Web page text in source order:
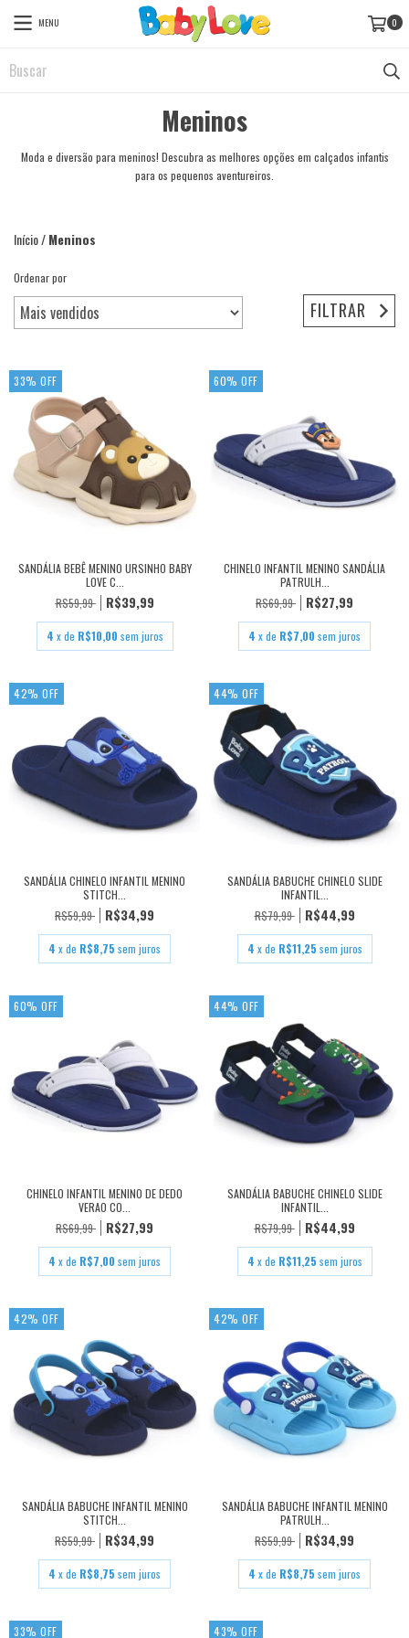
MENU 0
Meninos
Moda e diversão para meninos! Descubra as melhores opções em calçados infantis
para os pequenos aventureiros.
Início/Meninos
Ordenar por
FILTRAR
33% OFF
SANDÁLIA BEBÊ MENINO URSINHO BABY
LOVE C...
R$59,99
R$39,99
4 x de R$10,00 sem juros
60% OFF
CHINELO INFANTIL MENINO SANDÁLIA
PATRULH...
R$69,99
R$27,99
4 x de R$7,00 sem juros
42% OFF
SANDÁLIA CHINELO INFANTIL MENINO
STITCH...
R$59,99
R$34,99
4 x de R$8,75 sem juros
44% OFF
SANDÁLIA BABUCHE CHINELO SLIDE
INFANTIL...
R$79,99
R$44,99
4 x de R$11,25 sem juros
60% OFF
CHINELO INFANTIL MENINO DE DEDO
VERAO CO...
R$69,99
R$27,99
4 x de R$7,00 sem juros
44% OFF
SANDÁLIA BABUCHE CHINELO SLIDE
INFANTIL...
R$79,99
R$44,99
4 x de R$11,25 sem juros
42% OFF
SANDÁLIA BABUCHE INFANTIL MENINO
STITCH...
R$59,99
R$34,99
4 x de R$8,75 sem juros
42% OFF
SANDÁLIA BABUCHE INFANTIL MENINO
PATRULH...
R$59,99
R$34,99
4 x de R$8,75 sem juros
33% OFF 43% OFF